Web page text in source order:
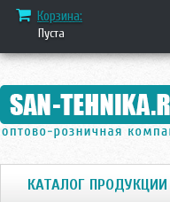
Корзина:
Пуста
КАТАЛОГ ПРОДУКЦИИ